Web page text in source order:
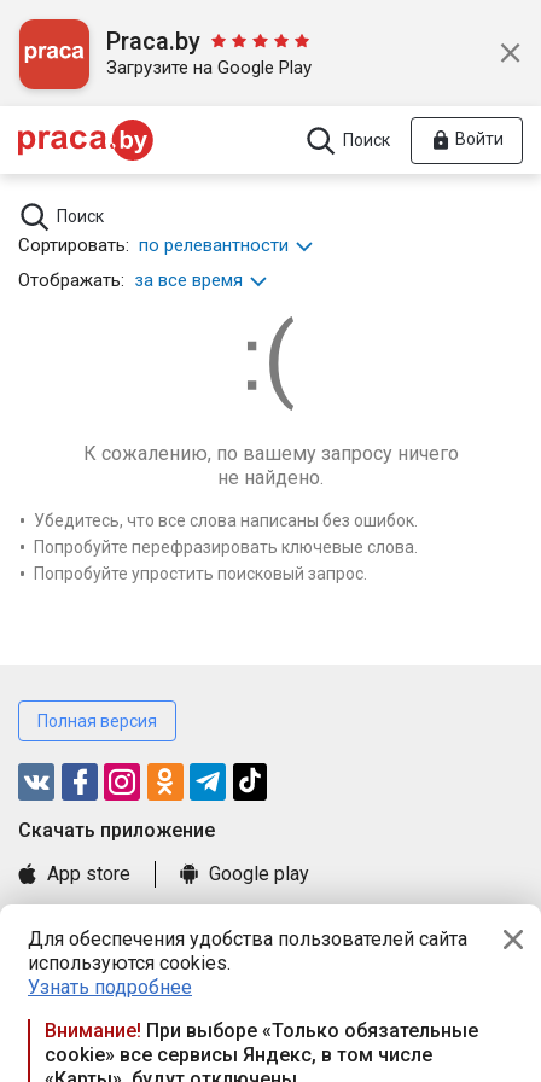
Для обеспечения удобства пользователей сайта
используются cookies.
Узнать подробнее
Внимание! При выборе «Только обязательные
cookie» все сервисы Яндекс, в том числе
Praca.by
Загрузите на Google Play
Поиск Войти
Поиск
Сортировать: по релевантности
Отображать: за все время
К сожалению, по вашему запросу ничего
не найдено.
Убедитесь, что все слова написаны без ошибок.
Попробуйте перефразировать ключевые слова.
Попробуйте упростить поисковый запрос.
Полная версия
Cкачать приложение
App store
Google play
Книга замечаний и предложений
Правила и документы
Praca.by © 2000—2026, ООО «ПРАЦА БАЙ»
Республика Беларусь, 220114, г. Минск, пр-т Независимости
117а, пом. № 9.